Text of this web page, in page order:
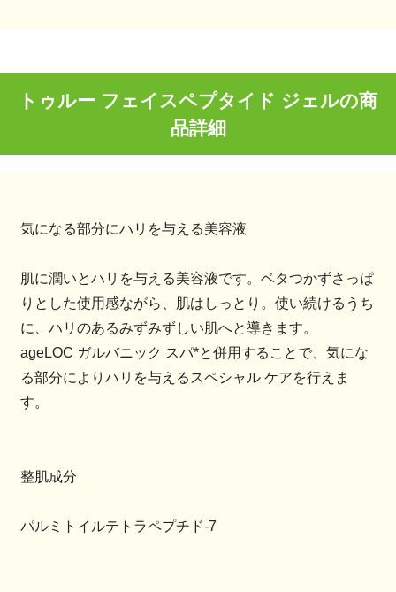
トゥルー フェイスペプタイド ジェルの商
品詳細
気になる部分にハリを与える美容液
肌に潤いとハリを与える美容液です。ベタつかずさっぱ
りとした使用感ながら、肌はしっとり。使い続けるうち
に、ハリのあるみずみずしい肌へと導きます。
ageLOC ガルバニック スパ*と併用することで、気にな
る部分によりハリを与えるスペシャル ケアを行えま
す。
整肌成分
パルミトイルテトラペプチド-7